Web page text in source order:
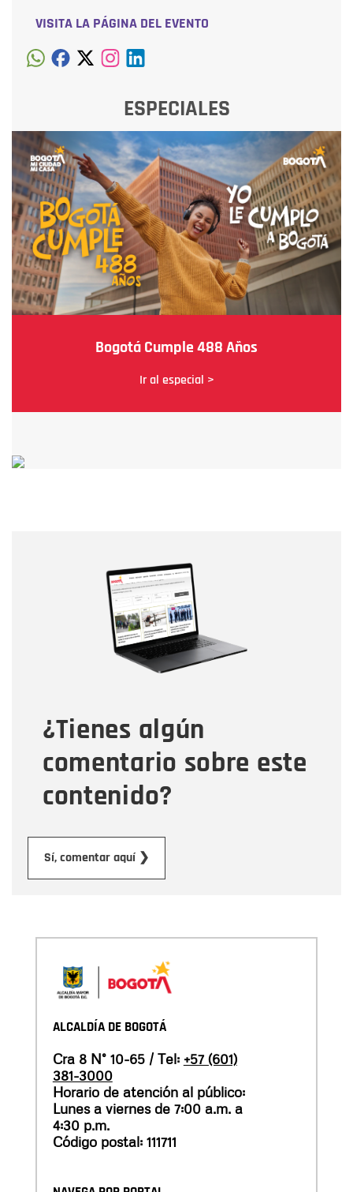
VISITA LA PÁGINA DEL EVENTO
ESPECIALES
Bogotá Cumple 488 Años
Ir al especial >
¿Tienes algún
comentario sobre este
contenido?
Sí, comentar aquí ❯
Correo electrónico
Tipo de comentario
Mensaje
ALCALDÍA DE BOGOTÁ
Cra 8 N° 10-65 / Tel: +57 (601)
381-3000
Horario de atención al público:
Lunes a viernes de 7:00 a.m. a
4:30 p.m.
Código postal: 111711